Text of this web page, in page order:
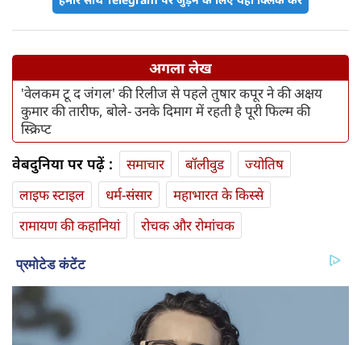
अगला लेख
'वेलकम टू द जंगल' की रिलीज से पहले तुषार कपूर ने की अक्षय
कुमार की तारीफ, बोले- उनके दिमाग में रहती है पूरी फिल्म की
स्क्रिप्ट
वेबदुनिया पर पढ़ें : समाचार बॉलीवुड
ज्योतिष
लाइफ स्‍टाइल
धर्म-संसार
महाभारत के किस्से
रामायण की कहानियां
रोचक और रोमांचक